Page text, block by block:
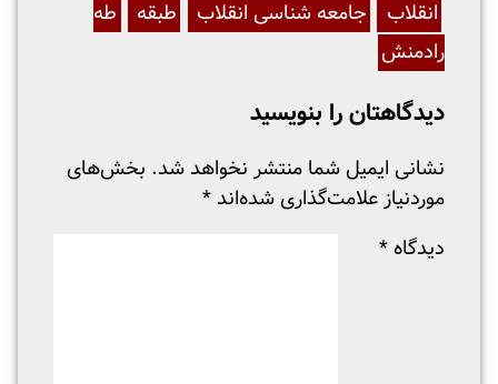
انقلاب
جامعه شناسی انقلاب طبقه
طه
رادمنش
دیدگاهتان را بنویسید
نشانی ایمیل شما منتشر نخواهد شد. بخش‌های
موردنیاز علامت‌گذاری شده‌اند *
دیدگاه *